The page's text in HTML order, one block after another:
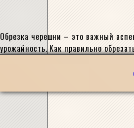
Обрезка черешни – это важный
урожайность. Как правильно